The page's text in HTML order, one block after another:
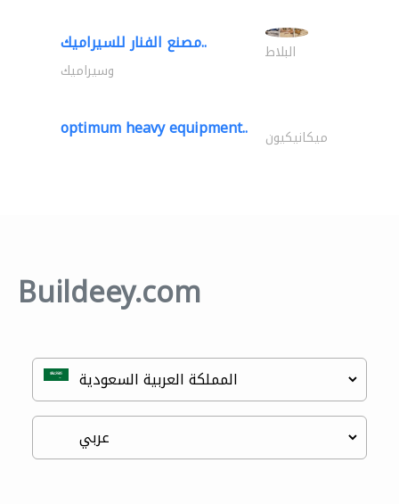
مصنع الفنار للسيراميك.. البلاط
وسيراميك
optimum heavy equipment.. ميكانيكيون
Buildeey.com